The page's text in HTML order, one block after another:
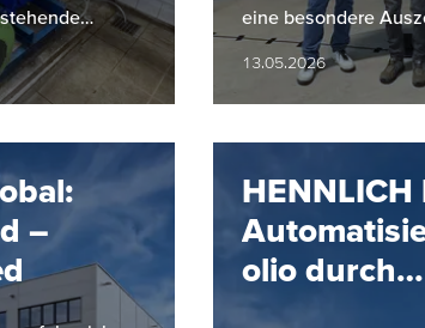
Hinterstoder
eine besondere
Mittelpunkt: Zum ersten Mal wurde im
Zuge von
13.05.2026
–
HENNLICH
olio durch